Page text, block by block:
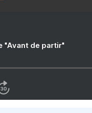
"Avant de partir"